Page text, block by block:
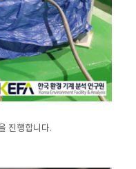
진행합니다.